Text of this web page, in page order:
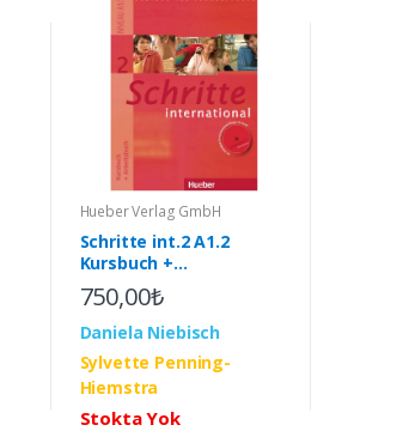
Hueber Verlag GmbH
Schritte int.2 A1.2
Kursbuch +
Arbeitsbuch+Cd+Glossar
750,00₺
Daniela Niebisch
Sylvette Penning-
Hiemstra
Stokta Yok